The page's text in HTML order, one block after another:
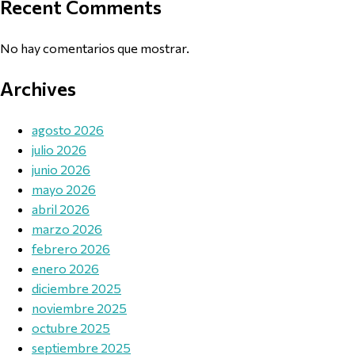
Recent Comments
No hay comentarios que mostrar.
Archives
agosto 2026
julio 2026
junio 2026
mayo 2026
abril 2026
marzo 2026
febrero 2026
enero 2026
diciembre 2025
noviembre 2025
octubre 2025
septiembre 2025